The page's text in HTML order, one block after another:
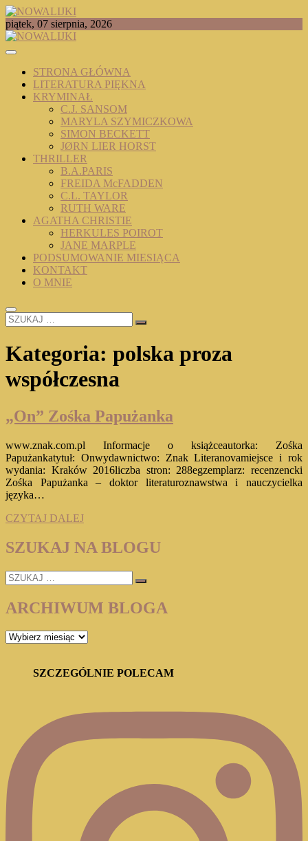
Skip
to
content
NOWALIJKI
TOMASZ RADOCHOŃSKI PISZE O KSIĄŻKACH
piątek, 07 sierpnia, 2026
STRONA GŁÓWNA
LITERATURA PIĘKNA
KRYMINAŁ
C.J. SANSOM
MARYLA SZYMICZKOWA
SIMON BECKETT
JØRN LIER HORST
THRILLER
B.A.PARIS
FREIDA McFADDEN
C.L. TAYLOR
RUTH WARE
AGATHA CHRISTIE
HERKULES POIROT
JANE MARPLE
PODSUMOWANIE MIESIĄCA
KONTAKT
O MNIE
SZUKAJ
…
Kategoria: polska proza
współczesna
„On” Zośka Papużanka
www.znak.com.pl Informacje o książceautorka: Zośka
Papużankatytuł: Onwydawnictwo: Znak Literanovamiejsce i rok
wydania: Kraków 2016liczba stron: 288egzemplarz: recenzencki
Zośka Papużanka – doktor literaturoznawstwa i nauczycielka
języka…
CZYTAJ DALEJ„On”
Papużanka
SZUKAJ NA BLOGU
SZUKAJ
…
ARCHIWUM BLOGA
ARCHIWUM
SZCZEGÓLNIE POLECAM